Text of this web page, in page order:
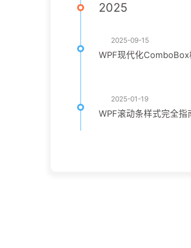
2025
2025-09-15
WPF现代化
2025-01-19
WPF滚动条样式完全